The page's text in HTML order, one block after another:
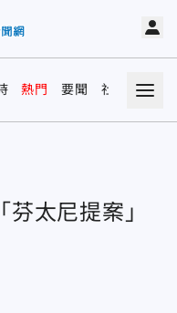
熱門 要聞 社會 娛樂
太尼提案」